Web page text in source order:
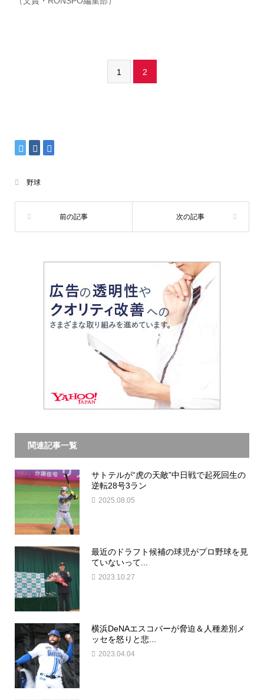
1 2
野球
関連記事一覧
サトテルが“虎の天敵”中日戦で起死回生の
逆転28号3ラン
2025.08.05
最近のドラフト候補の球児がプロ野球を見
ていないって...
2023.10.27
横浜DeNAエスコバーが脅迫＆人種差別メ
ッセを怒りと悲...
2023.04.04